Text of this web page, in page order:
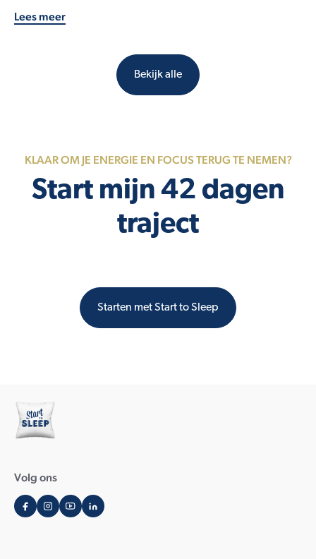
Lees meer
Bekijk alle
KLAAR OM JE ENERGIE EN FOCUS TERUG TE NEMEN?
Start mijn 42 dagen
traject
Starten met Start to Sleep
Volg ons